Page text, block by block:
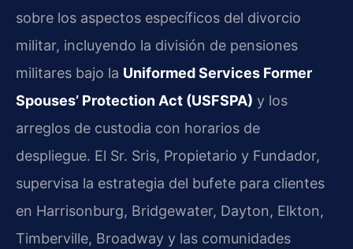
sobre los aspectos específicos del divorcio
militar, incluyendo la división de pensiones
militares bajo la Uniformed Services Former
Spouses’ Protection Act (USFSPA) y los
arreglos de custodia con horarios de
despliegue. El Sr. Sris, Propietario y Fundador,
supervisa la estrategia del bufete para clientes
en Harrisonburg, Bridgewater, Dayton, Elkton,
Timberville, Broadway y las comunidades